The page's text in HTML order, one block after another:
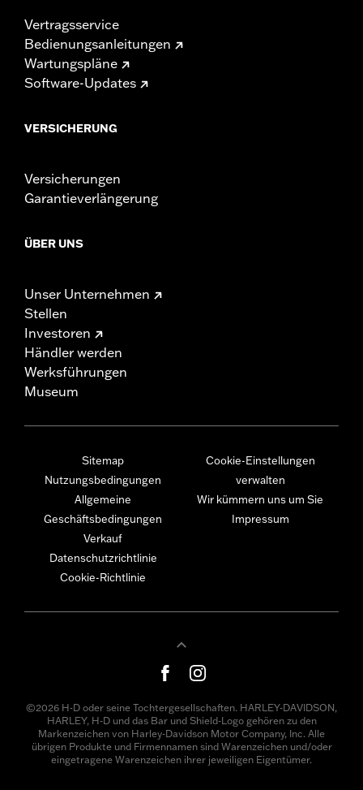
Vertragsservice
Bedienungsanleitungen
Wartungspläne
Software-Updates
VERSICHERUNG
Versicherungen
Garantieverlängerung
ÜBER UNS
Unser Unternehmen
Stellen
Investoren
Händler werden
Werksführungen
Museum
Sitemap
Nutzungsbedingungen
Allgemeine
Geschäftsbedingungen
Verkauf
Datenschutzrichtlinie
Cookie-Richtlinie
Cookie-Einstellungen
verwalten
Wir kümmern uns um Sie
Impressum
©2026 H-D oder seine Tochtergesellschaften. HARLEY-DAVIDSON,
HARLEY, H-D und das Bar und Shield-Logo gehören zu den
Markenzeichen von Harley-Davidson Motor Company, Inc. Alle
übrigen Produkte und Firmennamen sind Warenzeichen und/oder
eingetragene Warenzeichen ihrer jeweiligen Eigentümer.